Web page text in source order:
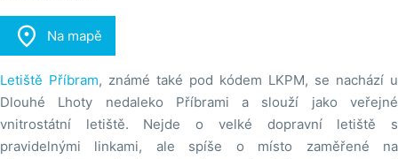
 Na mapě
Letiště Příbram, známé také pod kódem LKPM, se nachází u
Dlouhé Lhoty nedaleko Příbrami a slouží jako veřejné
vnitrostátní letiště. Nejde o velké dopravní letiště s
pravidelnými linkami, ale spíše o místo zaměřené na